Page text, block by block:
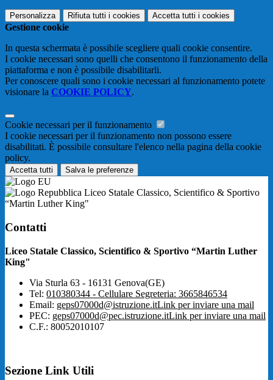
Personalizza Rifiuta tutti i cookies Accetta tutti i cookies
Gestione cookie
In questa schermata è possibile scegliere quali cookie consentire.
I cookie necessari sono quelli che consentono il funzionamento della
piattaforma e non è possibile disabilitarli.
Per conoscere quali sono i cookie necessari al funzionamento potete
visionare la COOKIE POLICY.
Cookie necessari per il funzionamento
I cookie necessari per il funzionamento non possono essere
disabilitati. È possibile consultare l'elenco nella pagina della cookie
policy.
Accetta tutti Salva le preferenze
Liceo Statale Classico, Scientifico & Sportivo
“Martin Luther King"
Contatti
Liceo Statale Classico, Scientifico & Sportivo “Martin Luther
King"
Via Sturla 63 - 16131 Genova(GE)
Tel: 010380344 - Cellulare Segreteria: 3665846534
Email: geps07000d@istruzione.itLink per inviare una mail
PEC: geps07000d@pec.istruzione.itLink per inviare una mail
C.F.: 80052010107
Sezione Link Utili